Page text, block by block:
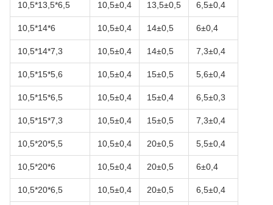
10,5*13,5*6,5 10,5±0,4 13,5±0,5 6,5±0,4
10,5*14*6 10,5±0,4 14±0,5 6±0,4
10,5*14*7,3 10,5±0,4 14±0,5 7,3±0,4
10,5*15*5,6 10,5±0,4 15±0,5 5,6±0,4
10,5*15*6,5 10,5±0,4 15±0,4 6,5±0,3
10,5*15*7,3 10,5±0,4 15±0,5 7,3±0,4
10,5*20*5,5 10,5±0,4 20±0,5 5,5±0,4
10,5*20*6 10,5±0,4 20±0,5 6±0,4
10,5*20*6,5 10,5±0,4 20±0,5 6,5±0,4